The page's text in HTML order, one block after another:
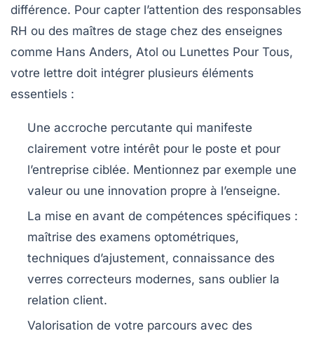
différence. Pour capter l’attention des responsables
RH ou des maîtres de stage chez des enseignes
comme Hans Anders, Atol ou Lunettes Pour Tous,
votre lettre doit intégrer plusieurs éléments
essentiels :
Une accroche percutante qui manifeste
clairement votre intérêt pour le poste et pour
l’entreprise ciblée. Mentionnez par exemple une
valeur ou une innovation propre à l’enseigne.
La mise en avant de compétences spécifiques :
maîtrise des examens optométriques,
techniques d’ajustement, connaissance des
verres correcteurs modernes, sans oublier la
relation client.
Valorisation de votre parcours avec des